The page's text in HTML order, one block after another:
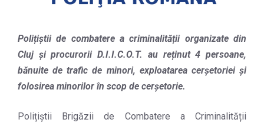
Polițiștii de combatere a criminalității organizate din
Cluj și procurorii D.I.I.C.O.T. au reținut 4 persoane,
bănuite de trafic de minori, exploatarea cerşetoriei şi
folosirea minorilor în scop de cerşetorie.
Polițiștii Brigăzii de Combatere a Criminalității